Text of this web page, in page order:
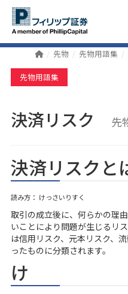
先物 先物用語集
先物用語集
決済リスク 先
決済リスクと
読み方： けっさいりすく
取引の成立後に、何らかの理
いことにより問題が生じるリ
は信用リスク、元本リスク、
ったものに分類されます。
け